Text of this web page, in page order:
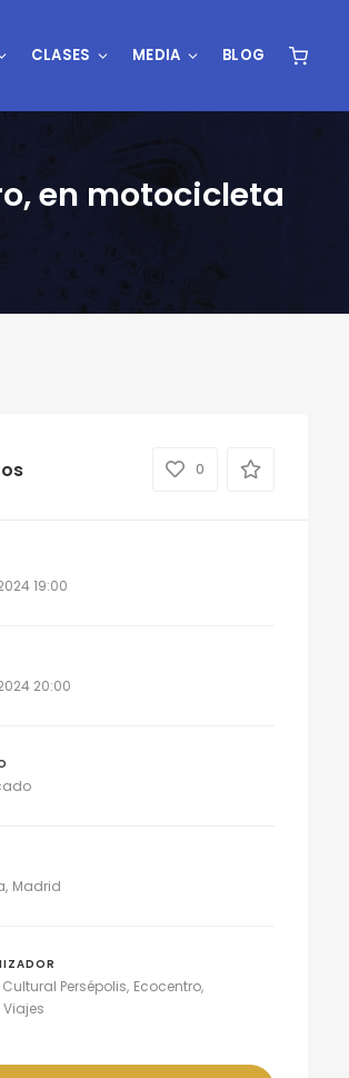
CLASES MEDIA BLOG
en motocicleta
0
19:00
20:00
Madrid
Persépolis Ecocentro
Viajes